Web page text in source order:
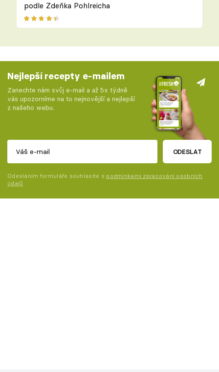
podle Zdeňka Pohlreicha
Nejlepší recepty e-mailem
Zanechte nám svůj e-mail a až 5x týdně
vás upozorníme na to nejnovější a nejlepší
z našeho webu.
ODESLAT
Odesláním formuláře souhlasíte s podmínkami zpracování osobních
údajů